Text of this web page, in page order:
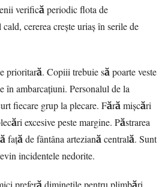
verifică periodic flota de
cererea crește uriaș în serile de
prioritară. Copiii trebuie să poarte veste
în ambarcațiuni. Personalul de la
fiecare grup la plecare. Fără mișcări
excesive peste margine. Păstrarea
față de fântâna arteziană centrală. Sunt
incidentele nedorite.
preferă diminețile pentru plimbări.